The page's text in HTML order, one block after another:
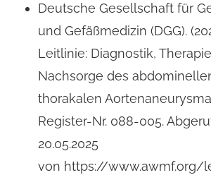
Deutsche Gesellschaft für
und Gefäßmedizin (DGG).
Leitlinie: Diagnostik,
Nachsorge des
thorakalen
Register-Nr. 088-005.
20.05.2025
von https://www.awmf.org/